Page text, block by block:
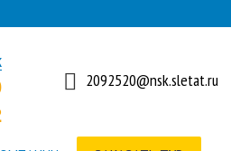
2092520@nsk.sletat.ru